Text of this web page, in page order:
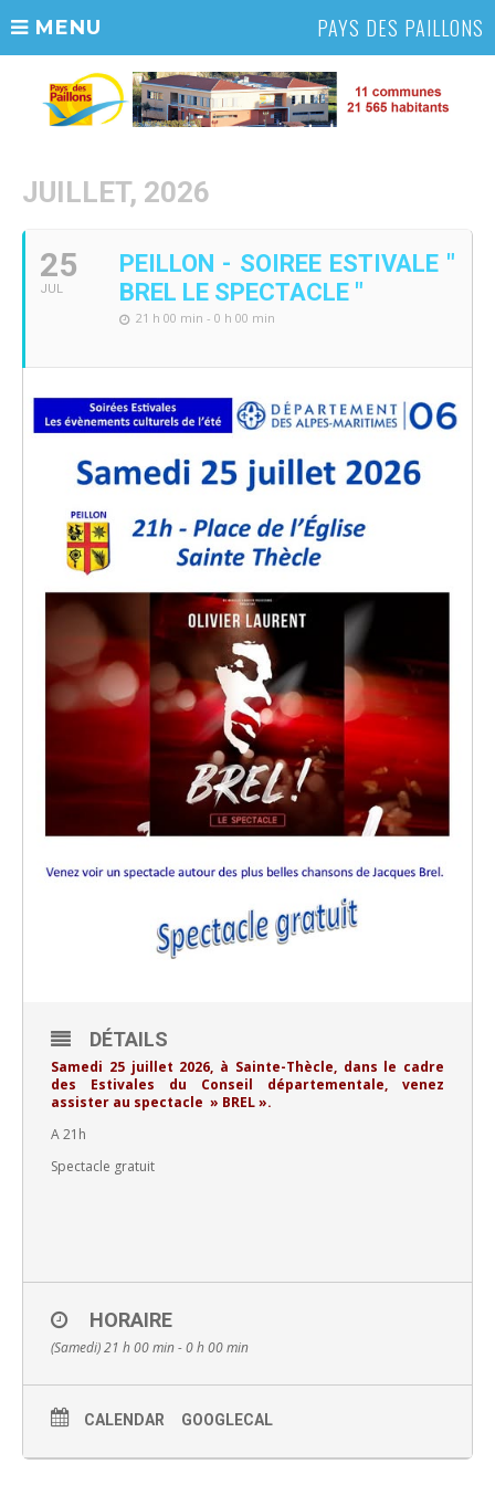
MENU PAYS DES PAILLONS
JUILLET, 2026
25
JUL
PEILLON - SOIREE ESTIVALE "
BREL LE SPECTACLE "
21 h 00 min - 0 h 00 min
DÉTAILS
Samedi 25 juillet 2026, à Sainte-Thècle, dans le cadre
des Estivales du Conseil départementale, venez
assister au spectacle » BREL ».
A 21h
Spectacle gratuit
HORAIRE
(Samedi) 21 h 00 min - 0 h 00 min
CALENDAR GOOGLECAL